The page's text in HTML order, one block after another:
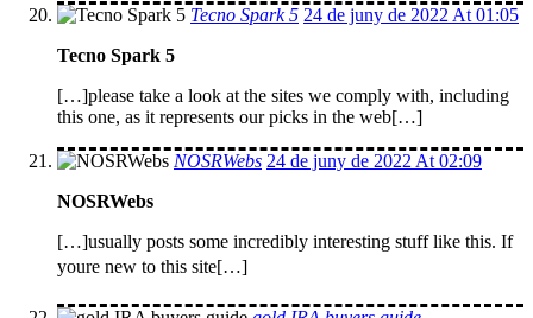
Tecno Spark 5 24 de juny de 2022 At 01:05
Tecno Spark 5
[…]please take a look at the sites we comply with, including
this one, as it represents our picks in the web[…]
NOSRWebs 24 de juny de 2022 At 02:09
NOSRWebs
[…]usually posts some incredibly interesting stuff like this. If
youre new to this site[…]